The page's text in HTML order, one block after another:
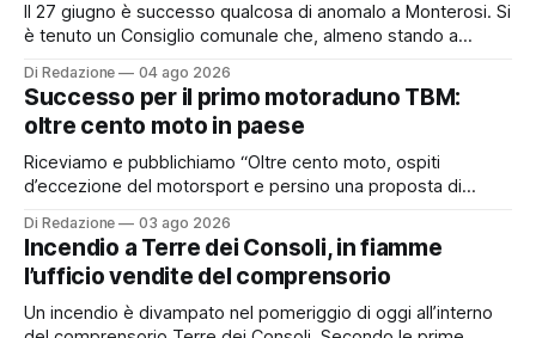
Il 27 giugno è successo qualcosa di anomalo a Monterosi. Si
è tenuto un Consiglio comunale che, almeno stando a
pubblicamente comunicato ai cittadini attraverso l’Albo
Pretorio. Un’anomalia che merita spiegazioni. Il Consiglio
comunale è, per sua natura, un’assemblea
Di Redazione 04 ago 2026
Successo per il primo motoraduno TBM:
oltre cento moto in paese
Riceviamo e pubblichiamo “Oltre cento moto, ospiti
d’eccezione del motorsport e persino una proposta di
organizzato da TBM a Monterosi, un evento che ha
superato le aspettative degli organizzatori richiamando
appassionati delle due ruote da tutto il Lazio e dalle regioni
limitrofe. Per
Di Redazione 03 ago 2026
Incendio a Terre dei Consoli, in fiamme
l’ufficio vendite del comprensorio
Un incendio è divampato nel pomeriggio di oggi all’interno